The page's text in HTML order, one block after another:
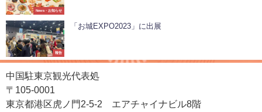
News・お知らせ
報告
「お城EXPO2023」に出展
中国駐東京観光代表処
〒105-0001
東京都港区虎ノ門2-5-2 エアチャイナビル8階